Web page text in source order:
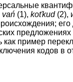
vań (1),koťkud(2),
как пример
кодов в